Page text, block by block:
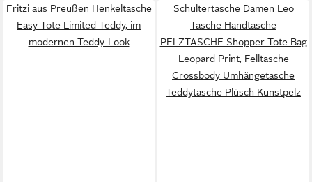
Fritzi aus Preußen Henkeltasche
Easy Tote Limited Teddy, im
modernen Teddy-Look
Schultertasche Damen Leo
Tasche Handtasche
PELZTASCHE Shopper Tote Bag
Leopard Print, Felltasche
Crossbody Umhängetasche
Teddytasche Plüsch Kunstpelz